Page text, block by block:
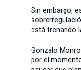
Sin embargo,
está frenando
Gonzalo
por el